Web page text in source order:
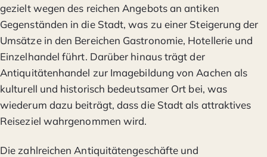
gezielt wegen des reichen Angebots an antiken
Gegenständen in die Stadt, was zu einer Steigerung der
Umsätze in den Bereichen Gastronomie, Hotellerie und
Einzelhandel führt. Darüber hinaus trägt der
Antiquitätenhandel zur Imagebildung von Aachen als
kulturell und historisch bedeutsamer Ort bei, was
wiederum dazu beiträgt, dass die Stadt als attraktives
Reiseziel wahrgenommen wird.
Die zahlreichen Antiquitätengeschäfte und